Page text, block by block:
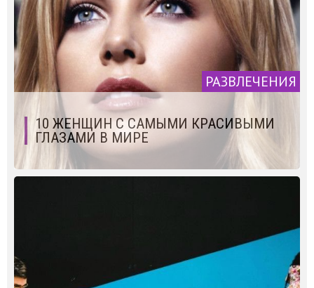
РАЗВЛЕЧЕНИЯ
10 ЖЕНЩИН С САМЫМИ КРАСИВЫМИ
ГЛАЗАМИ В МИРЕ